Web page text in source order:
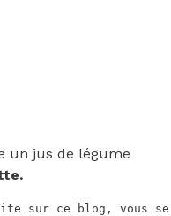
un jus de légume
sur ce blog, vous